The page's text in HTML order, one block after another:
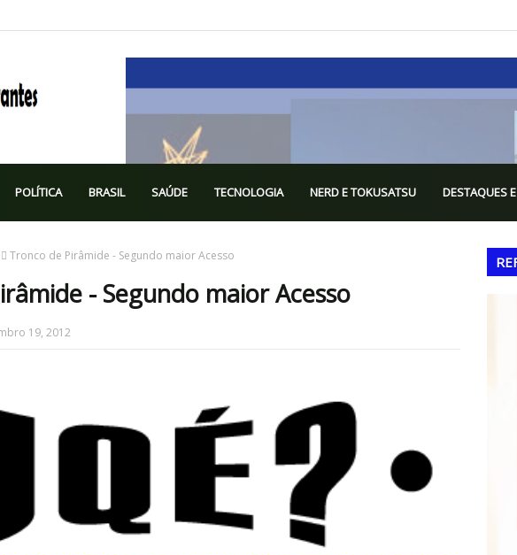
POLÍTICA BRASIL SAÚDE TECNOLOGIA NERD E TOKUSATSU DESTAQUES
Tronco de Pirâmide - Segundo maior Acesso
- Segundo maior Acesso
19, 2012